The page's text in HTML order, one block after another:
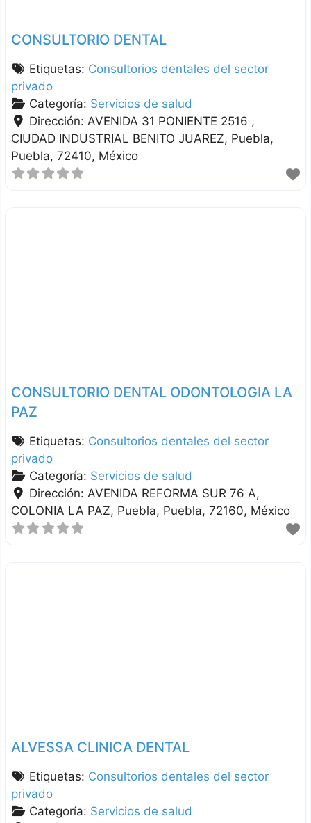
CONSULTORIO DENTAL
Etiquetas: Consultorios dentales del sector
privado
Categoría: Servicios de salud
Dirección: AVENIDA 31 PONIENTE 2516 ,
CIUDAD INDUSTRIAL BENITO JUAREZ Puebla
Puebla 72410 México
CONSULTORIO DENTAL ODONTOLOGIA LA
PAZ
Etiquetas: Consultorios dentales del sector
privado
Categoría: Servicios de salud
Dirección: AVENIDA REFORMA SUR 76 A,
COLONIA LA PAZ Puebla Puebla 72160 México
ALVESSA CLINICA DENTAL
Etiquetas: Consultorios dentales del sector
privado
Categoría: Servicios de salud